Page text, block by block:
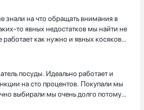
стоимость если сравнивать с
Установка простая, а даже если
инструкция в которой все указано
подогреватель в соотношении цена -
знали на что обращать внимания в
то явных недостатков мы найти не
работает как нужно и явных косяков
посуды. Идеально работает и
на сто процентов. Покупали мы
выбирали мы очень долго потому